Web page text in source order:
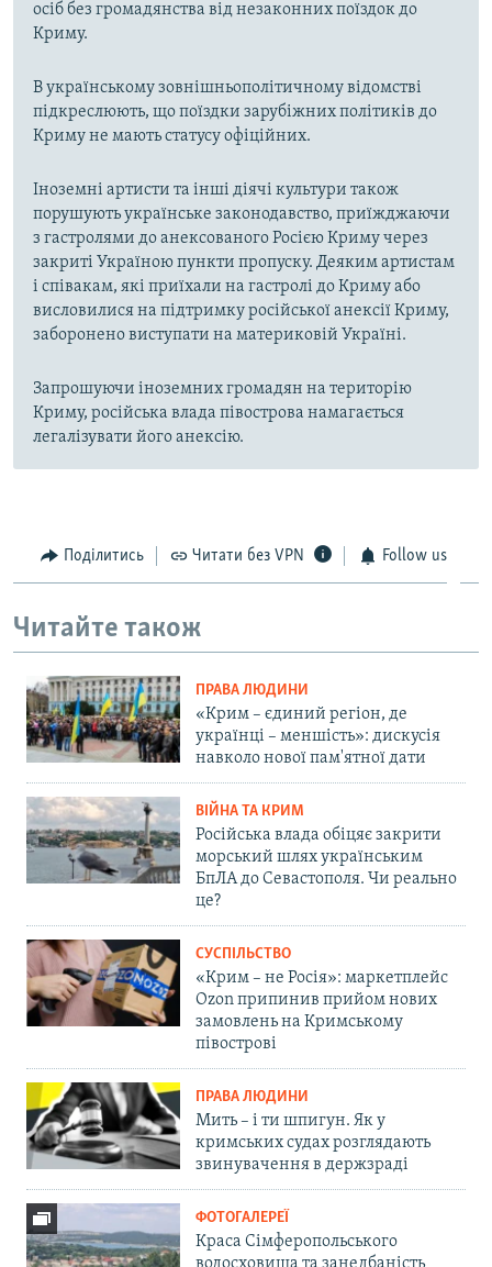
осіб без громадянства від незаконних поїздок до
Криму.
В українському зовнішньополітичному відомстві
підкреслюють, що поїздки зарубіжних політиків до
Криму не мають статусу офіційних.
Іноземні артисти та інші діячі культури також
порушують українське законодавство, приїжджаючи
з гастролями до анексованого Росією Криму через
закриті Україною пункти пропуску. Деяким артистам
і співакам, які приїхали на гастролі до Криму або
висловилися на підтримку російської анексії Криму,
заборонено виступати на материковій Україні.
Запрошуючи іноземних громадян на територію
Криму, російська влада півострова намагається
легалізувати його анексію.
Поділитись Читати без VPN Follow us
Читайте також
ПРАВА ЛЮДИНИ
«Крим – єдиний регіон, де
українці – меншість»: дискусія
навколо нової пам'ятної дати
ВІЙНА ТА КРИМ
Російська влада обіцяє закрити
морський шлях українським
БпЛА до Севастополя. Чи реально
це?
СУСПІЛЬСТВО
«Крим – не Росія»: маркетплейс
Ozon припинив прийом нових
замовлень на Кримському
півострові
ПРАВА ЛЮДИНИ
Мить – і ти шпигун. Як у
кримських судах розглядають
звинувачення в держзраді
ФОТОГАЛЕРЕЇ
Краса Сімферопольського